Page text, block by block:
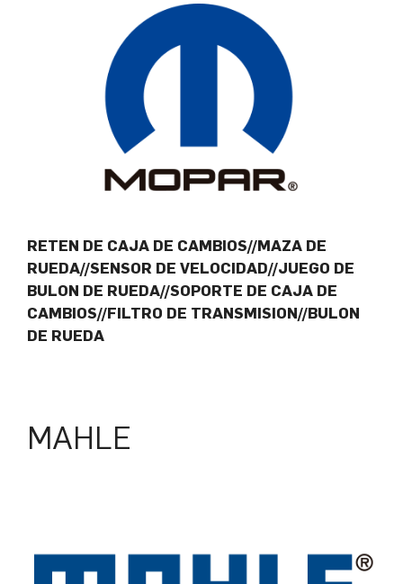
RETEN DE CAJA DE CAMBIOS//MAZA DE
RUEDA//SENSOR DE VELOCIDAD//JUEGO DE
BULON DE RUEDA//SOPORTE DE CAJA DE
CAMBIOS//FILTRO DE TRANSMISION//BULON
DE RUEDA
MAHLE